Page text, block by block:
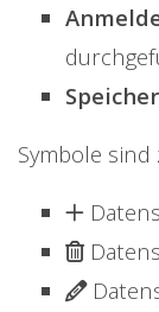
Symbole sind